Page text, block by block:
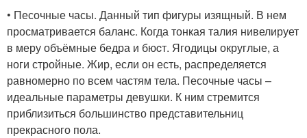
• Песочные часы. Данный тип фигуры изящный. В нем
просматривается баланс. Когда тонкая талия нивелирует
в меру объёмные бедра и бюcт. Ягодицы округлые, а
ноги стройные. Жир, если он есть, распределяется
равномерно по всем частям тела. Песочные часы –
идеальные параметры девушки. К ним стремится
приблизиться большинство представительниц
прекрасного пола.